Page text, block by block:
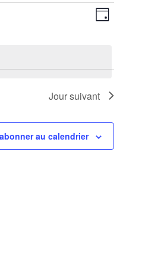
Navigation
par
Navigation
de
Jour
Jour suivant
au calendrier